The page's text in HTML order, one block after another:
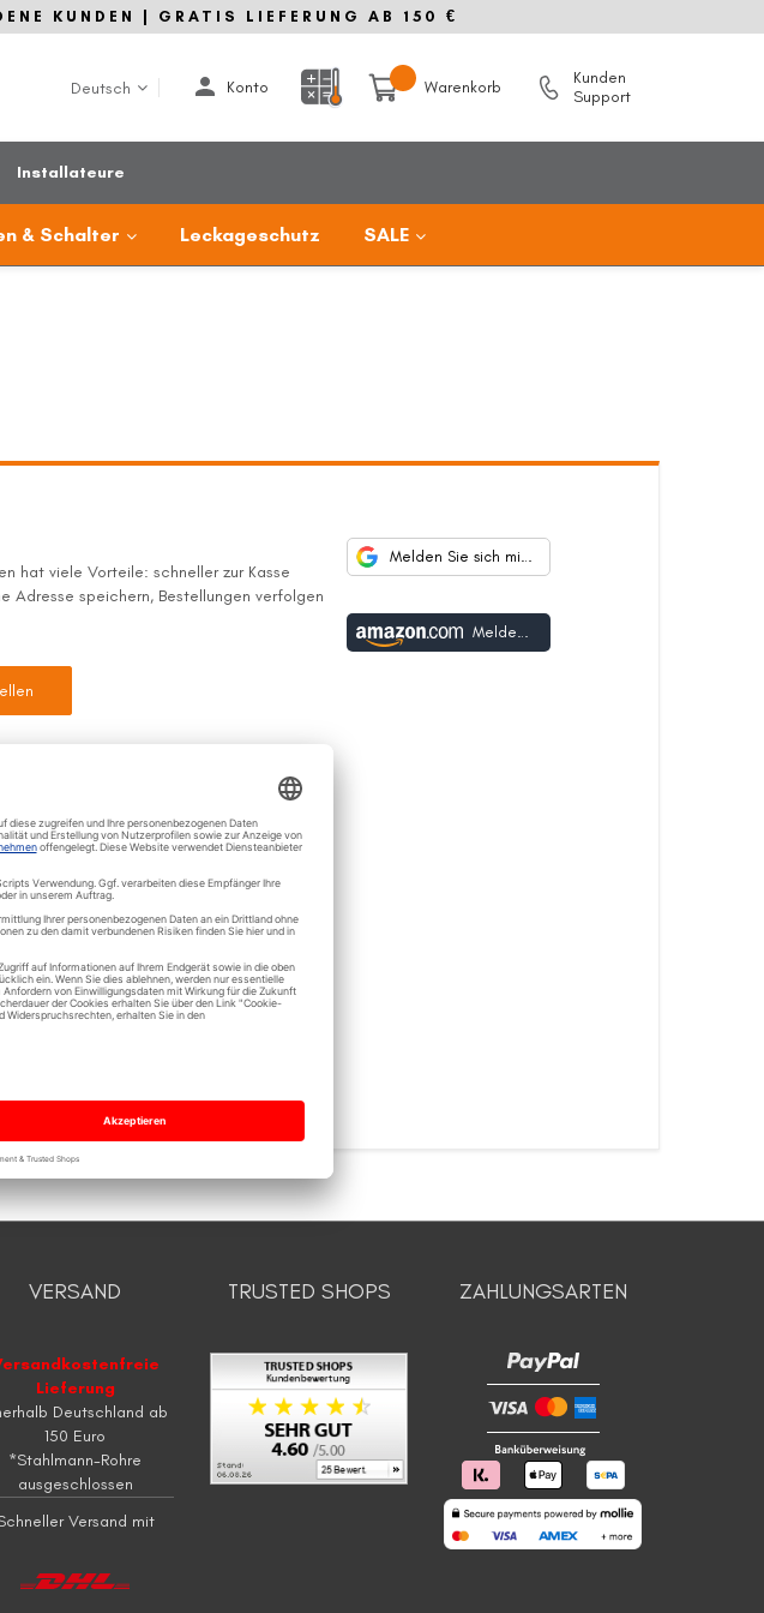
KUNDEN | GRATIS LIEFERUNG AB 150 €
Sprache
Deutsch Konto Warenkorb
Kunden
Support
Installateure
& Schalter Leckageschutz SALE
hat viele Vorteile: schneller zur Kasse
Adresse speichern, Bestellungen verfolgen
Melden Sie sich mit Google an
Melden Sie sich mit Amazon an
VERSAND
Lieferung
Deutschland ab
150 Euro
*Stahlmann-Rohre
ausgeschlossen
Versand mit
TRUSTED SHOPS ZAHLUNGSARTEN